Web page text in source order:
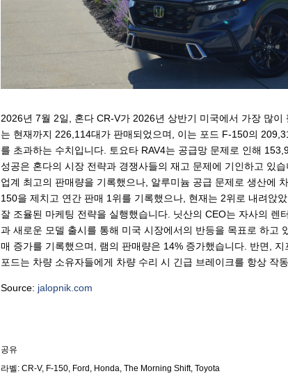
2026년 7월 2일, 혼다 CR-V가 2026년 상반기 미국에서 가장 많
는 현재까지 226,114대가 판매되었으며, 이는 포드 F-150의
를 초과하는 수치입니다. 토요타 RAV4는 공급망 문제로 인해
성공은 혼다의 시장 전략과 경쟁사들의 재고 문제에 기인하고 있
업계 최고의 판매량을 기록했으나, 알루미늄 공급 문제로 생산에
150을 제치고 연간 판매 1위를 기록했으나, 현재는 2위로 내려앉
잘 조율된 마케팅 전략을 실행했습니다. 닛산의 CEO는 자사의 렌
과 새로운 모델 출시를 통해 미국 시장에서의 반등을 목표로 하고
매 증가를 기록했으며, 램의 판매량은 14% 증가했습니다. 반면,
포드는 차량 소유자들에게 차량 수리 시 긴급 브레이크를 항상 작
Source: jalopnik.com
공유
라벨: CR-V F-150 Ford Honda The Morning Shift Toyota